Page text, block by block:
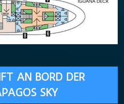
AN BORD DER
SKY